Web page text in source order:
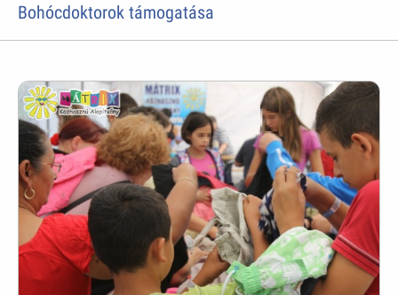
Bohócdoktorok támogatása